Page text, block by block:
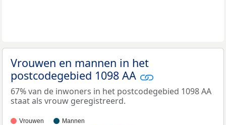
Vrouwen en mannen in het
postcodegebied 1098 AA
67% van de inwoners in het postcodegebied 1098 AA
staat als vrouw geregistreerd.
Vrouwen Mannen